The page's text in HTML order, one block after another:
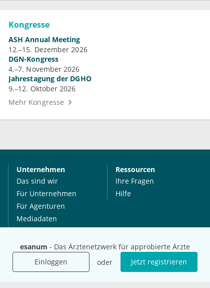
esanum - Das Ärztenetzwerk für approbierte Ärzte
Einloggen
oder Jetzt registrieren
Kongresse
ASH Annual Meeting
12.–15. Dezember 2026
DGN-Kongress
4.–7. November 2026
Jahrestagung der DGHO
9.–12. Oktober 2026
Mehr Kongresse
Unternehmen
Das sind wir
Für Unternehmen
Für Agenturen
Mediadaten
Karriere
Ressourcen
Ihre Fragen
Hilfe